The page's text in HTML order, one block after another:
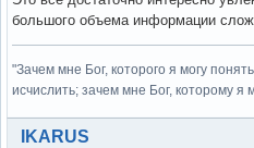
большого объема информации
"Зачем мне Бог, которого я могу
исчислить; зачем мне Бог, которому я
Вне форума
IKARUS